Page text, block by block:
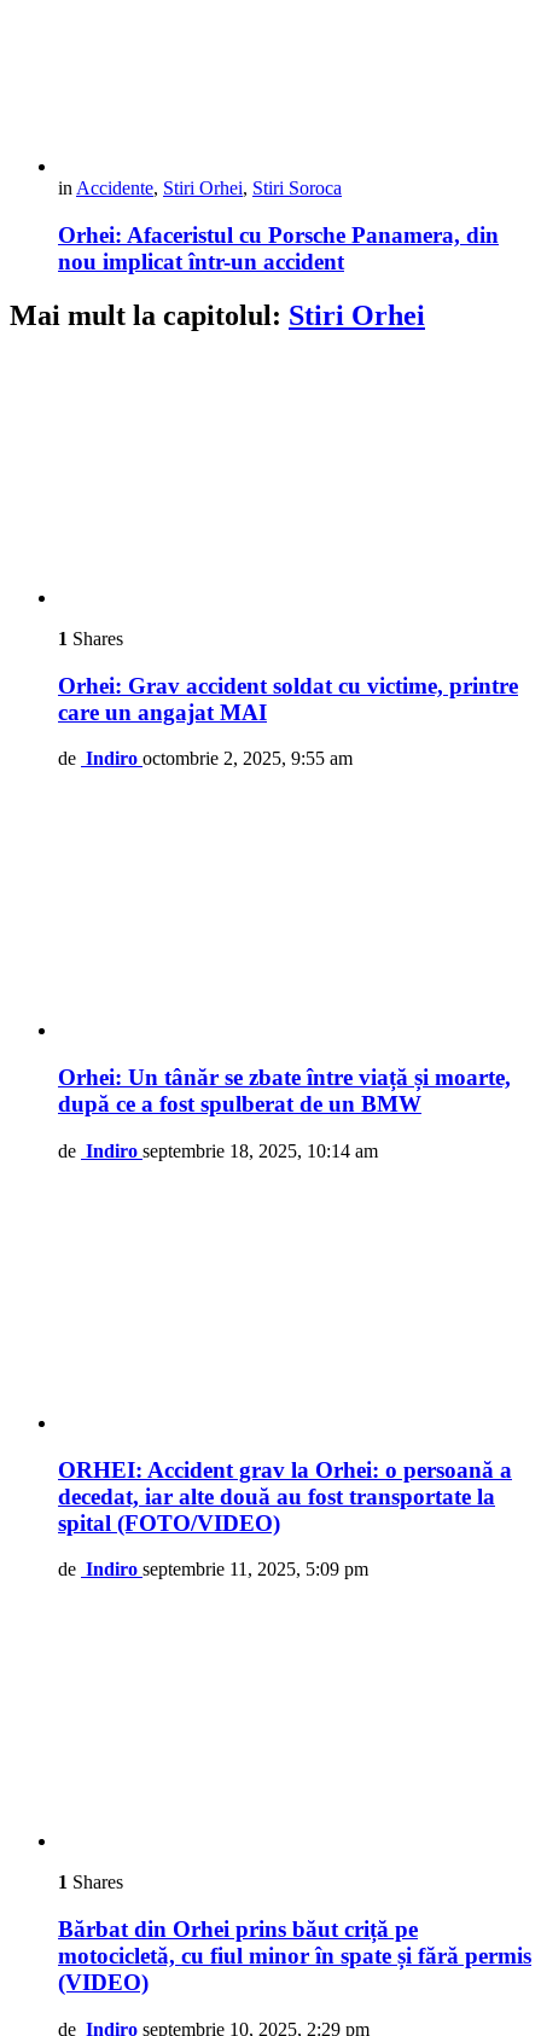
inAccidente, Stiri Orhei, Stiri Soroca
Orhei: Afaceristul cu Porsche Panamera, din
nou implicat într-un accident
Mai mult la capitolul: Stiri Orhei
1 Shares
Orhei: Grav accident soldat cu victime, printre
care un angajat MAI
de Indiro octombrie 2, 2025, 9:55 am
Orhei: Un tânăr se zbate între viață și moarte,
după ce a fost spulberat de un BMW
de Indiro septembrie 18, 2025, 10:14 am
ORHEI: Accident grav la Orhei: o persoană a
decedat, iar alte două au fost transportate la
spital (FOTO/VIDEO)
de Indiro septembrie 11, 2025, 5:09 pm
1 Shares
Bărbat din Orhei prins băut criță pe
motocicletă, cu fiul minor în spate și fără permis
(VIDEO)
de Indiro septembrie 10, 2025, 2:29 pm